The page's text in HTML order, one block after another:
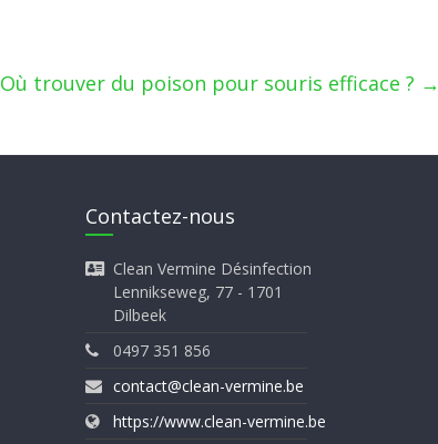
Où trouver du poison pour souris efficace ? →
Contactez-nous
Clean Vermine Désinfection
Lennikseweg, 77 - 1701
Dilbeek
0497 351 856
contact@clean-vermine.be
https://www.clean-vermine.be